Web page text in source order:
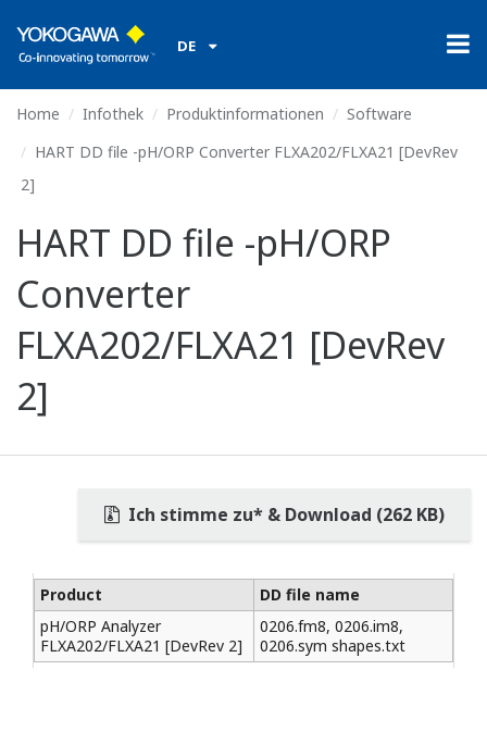
DE
Home Infothek Produktinformationen
Software
HART DD file -pH/ORP Converter FLXA202/FLXA21 [DevRev
2]
HART DD file -pH/ORP
Converter
FLXA202/FLXA21 [DevRev
2]
Ich stimme zu* & Download (262 KB)
Product
DD file name
pH/ORP Analyzer
FLXA202/FLXA21 [DevRev 2]
0206.fm8, 0206.im8,
0206.sym shapes.txt